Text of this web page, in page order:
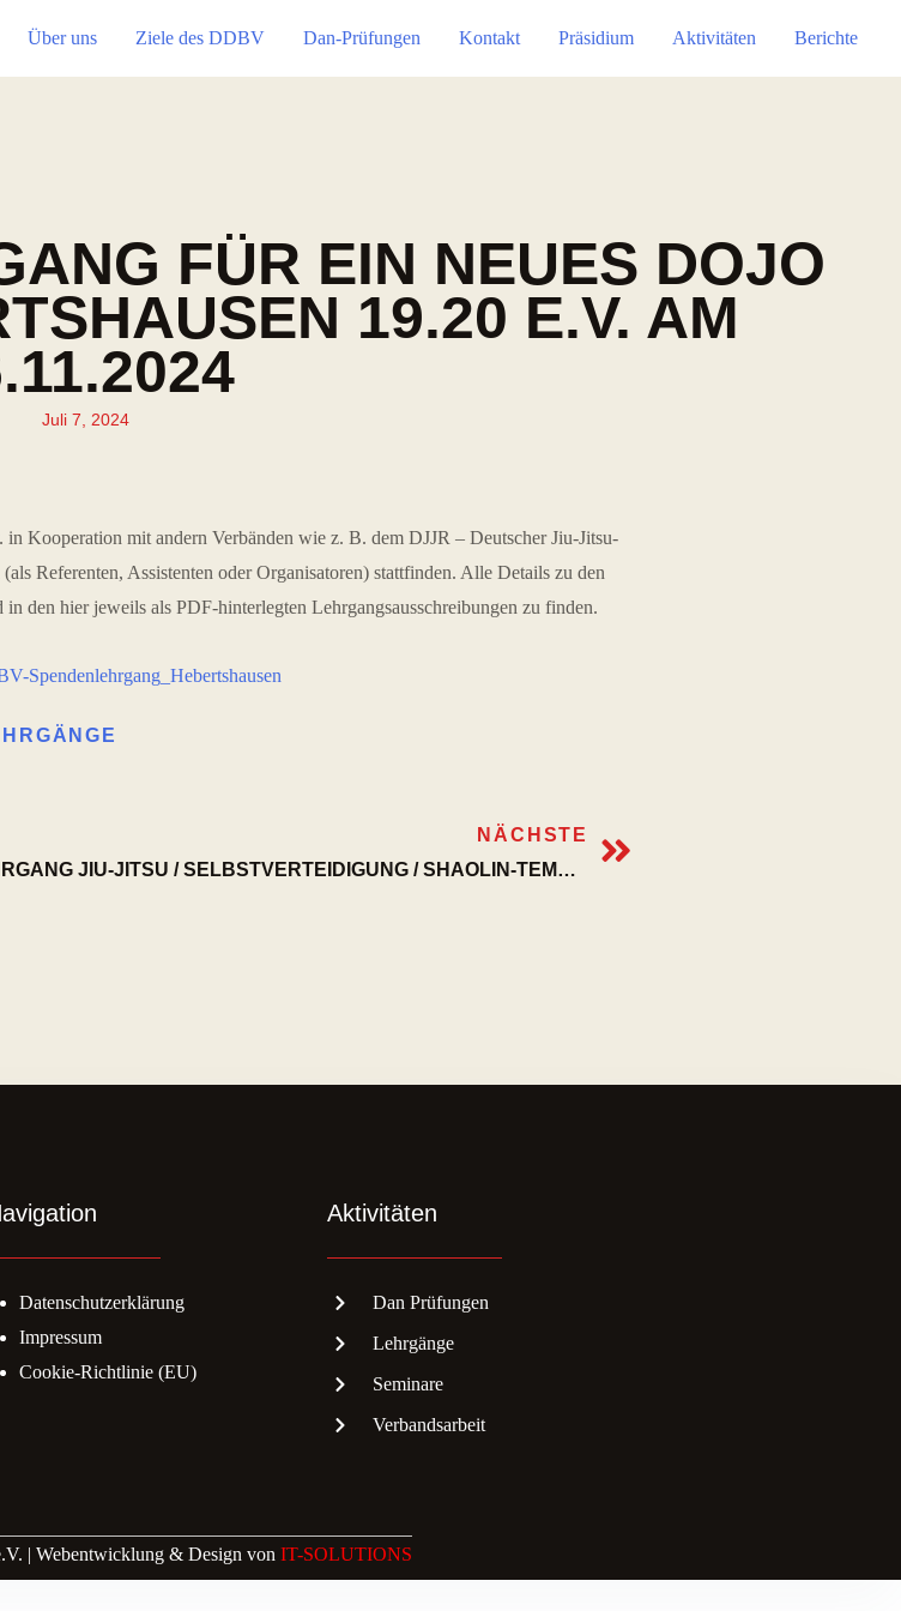
Über uns Ziele des DDBV Dan-Prüfungen Kontakt Präsidium Aktivitäten Berichte
FÜR EIN NEUES DOJO
19.20 E.V. AM
Juli 7, 2024
Kooperation mit andern Verbänden wie z. B. dem DJJR – Deutscher Jiu-Jitsu-
Referenten, Assistenten oder Organisatoren) stattfinden. Alle Details zu den
den hier jeweils als PDF-hinterlegten Lehrgangsausschreibungen zu finden.
Spendenlehrgang_Hebertshausen
NÄCHSTE
LEHRGANG JIU-JITSU / SELBSTVERTEIDIGUNG / SHAOLIN-TEMPEL-BOXEN IN WEILHEIM AM 28. & 29.09.2024
Datenschutzerklärung
Impressum
Cookie-Richtlinie (EU)
Aktivitäten
Dan Prüfungen
Lehrgänge
Seminare
Verbandsarbeit
| Webentwicklung & Design von IT-SOLUTIONS